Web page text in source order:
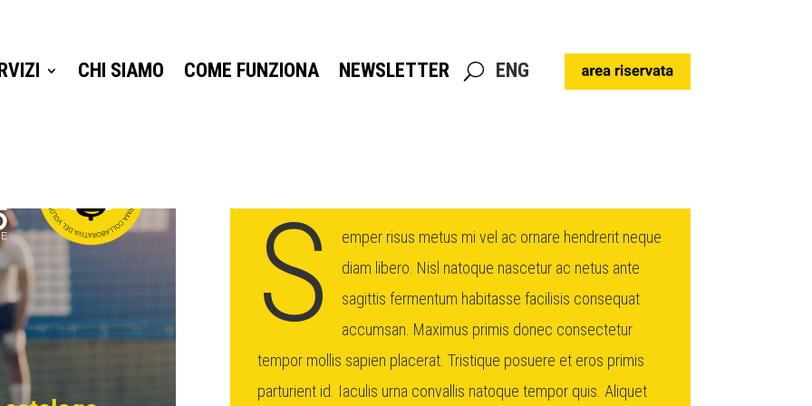
CHI SIAMO COME FUNZIONA NEWSLETTER ENG
CHI SIAMO COME FUNZIONA NEWSLETTER ENG
S
emper risus metus mi vel ac ornare hendrerit neque
diam libero. Nisl natoque nascetur ac netus ante
sagittis fermentum habitasse facilisis consequat
accumsan. Maximus primis donec consectetur
tempor mollis sapien placerat. Tristique posuere et eros primis
parturient id. Iaculis urna convallis natoque tempor quis. Aliquet